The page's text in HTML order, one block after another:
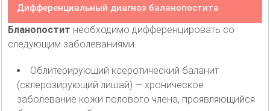
Дифференциальный диагноз баланопостита
Бланопостит необходимо дифференцировать со
следующим заболеваниями.
Облитерирующий ксеротический баланит
(склерозирующий лишай) — хроническое
заболевание кожи полового члена, проявляющийся